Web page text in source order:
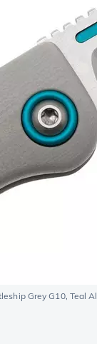
Grey G10, Teal